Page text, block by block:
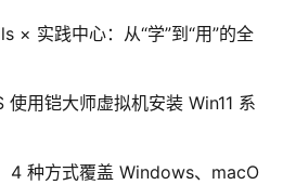
× 实践中心：从“学”到“用”的全
用铠大师虚拟机安装 Win11 系
4 种方式覆盖 Windows、macO